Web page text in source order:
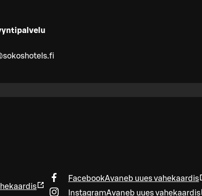
FacebookAvaneb uues vahekaardis
InstagramAvaneb uues vahekaardis